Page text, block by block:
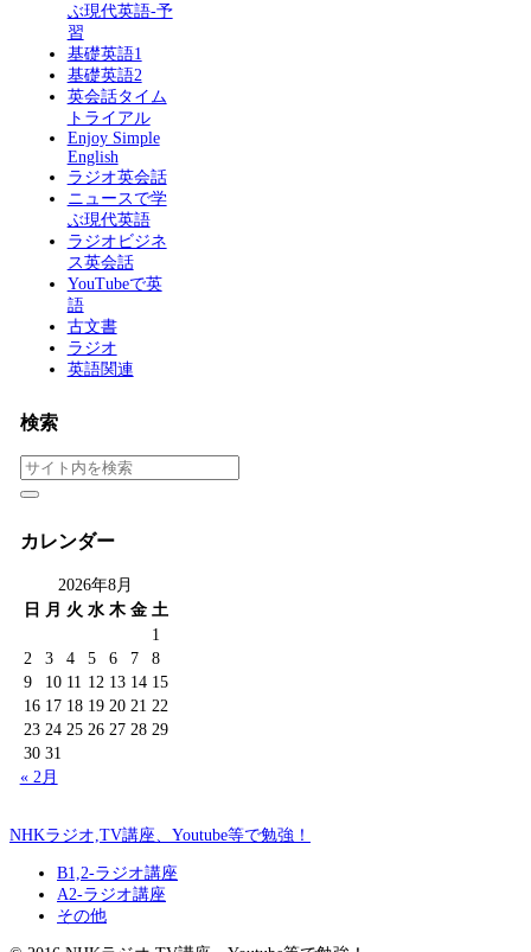
ぶ現代英語-予
習
基礎英語1
基礎英語2
英会話タイム
トライアル
Enjoy Simple
English
ラジオ英会話
ニュースで学
ぶ現代英語
ラジオビジネ
ス英会話
YouTubeで英
語
古文書
ラジオ
英語関連
検索
カレンダー
2026年8月
日
月 火 水 木 金 土
1
2
3 4 5 6 7
8
9
10 11 12 13 14 15
16 17 18 19 20 21 22
23 24 25 26 27 28 29
30 31
« 2月
NHKラジオ,TV講座、Youtube等で勉強！
B1,2-ラジオ講座
A2-ラジオ講座
その他